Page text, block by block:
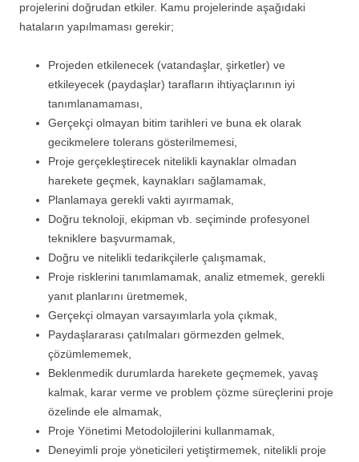
projelerini doğrudan etkiler. Kamu projelerinde aşağıdaki
hataların yapılmaması gerekir;
Projeden etkilenecek (vatandaşlar, şirketler) ve
etkileyecek (paydaşlar) tarafların ihtiyaçlarının iyi
tanımlanamaması,
Gerçekçi olmayan bitim tarihleri ve buna ek olarak
gecikmelere tolerans gösterilmemesi,
Proje gerçekleştirecek nitelikli kaynaklar olmadan
harekete geçmek, kaynakları sağlamamak,
Planlamaya gerekli vakti ayırmamak,
Doğru teknoloji, ekipman vb. seçiminde profesyonel
tekniklere başvurmamak,
Doğru ve nitelikli tedarikçilerle çalışmamak,
Proje risklerini tanımlamamak, analiz etmemek, gerekli
yanıt planlarını üretmemek,
Gerçekçi olmayan varsayımlarla yola çıkmak,
Paydaşlararası çatılmaları görmezden gelmek,
çözümlememek,
Beklenmedik durumlarda harekete geçmemek, yavaş
kalmak, karar verme ve problem çözme süreçlerini proje
özelinde ele almamak,
Proje Yönetimi Metodolojilerini kullanmamak,
Deneyimli proje yöneticileri yetiştirmemek, nitelikli proje